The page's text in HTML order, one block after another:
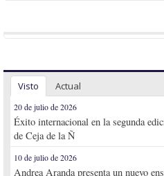
Visto Actual
20 de julio de 2026
Éxito internacional en la segunda
de Ceja de la Ñ
10 de julio de 2026
Andrea Aranda presenta un nuevo